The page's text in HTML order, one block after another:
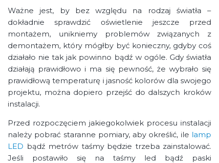
Ważne jest, by bez względu na rodzaj światła –
dokładnie sprawdzić oświetlenie jeszcze przed
montażem, unikniemy problemów związanych z
demontażem, który mógłby być konieczny, gdyby coś
działało nie tak jak powinno bądź w ogóle. Gdy światła
działają prawidłowo i ma się pewność, że wybrało się
prawidłową temperaturę i jasność kolorów dla swojego
projektu, można dopiero przejść do dalszych kroków
instalacji.
Przed rozpoczęciem jakiegokolwiek procesu instalacji
należy pobrać staranne pomiary, aby określić, ile lamp
LED bądź metrów taśmy będzie trzeba zainstalować.
Jeśli postawiło się na taśmy led bądź paski